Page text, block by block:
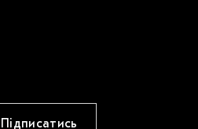
Підписатись